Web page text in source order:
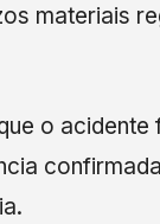
materiais
o